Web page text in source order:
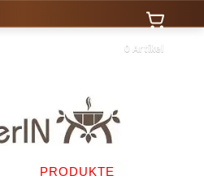
0 Artikel
PRODUKTE